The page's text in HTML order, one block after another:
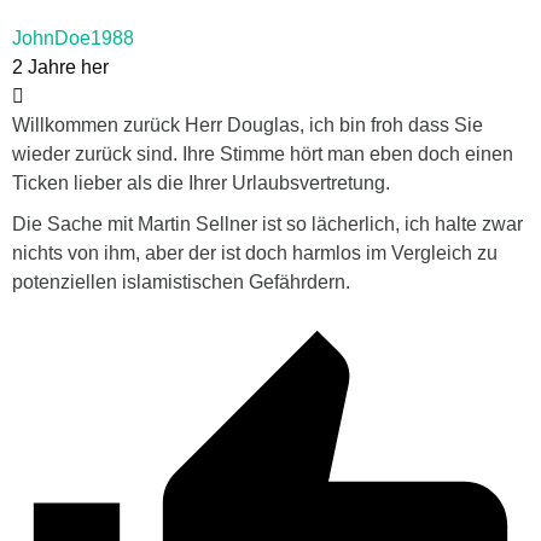
JohnDoe1988
2 Jahre her
Willkommen zurück Herr Douglas, ich bin froh dass Sie
wieder zurück sind. Ihre Stimme hört man eben doch einen
Ticken lieber als die Ihrer Urlaubsvertretung.
Die Sache mit Martin Sellner ist so lächerlich, ich halte zwar
nichts von ihm, aber der ist doch harmlos im Vergleich zu
potenziellen islamistischen Gefährdern.